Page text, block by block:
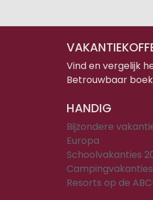
Vind en vergelijk
Betrouwbaar
HANDIG
Bijzondere
Europa
Schoolvakanties
Campingvakanties
Resorts op de